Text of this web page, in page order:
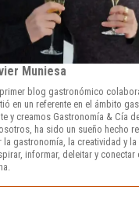
Muniesa
blog gastronómico
en un referente en el ámbito
y creamos Gastronomía & Cía
ha sido un sueño hecho
gastronomía, la creatividad y
informar, deleitar y